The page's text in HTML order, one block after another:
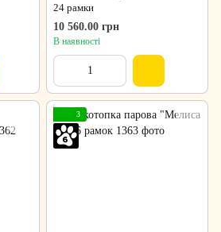
24 рамки
10 560.00 грн
В наявності
3